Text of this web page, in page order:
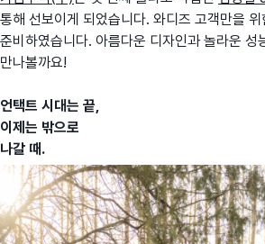
통해 선보이게 되었습니다. 와디즈 고객만을 위
준비하였습니다. 아름다운 디자인과 놀라운 성
만나볼까요!
언택트 시대는 끝,
이제는 밖으로
나갈 때.